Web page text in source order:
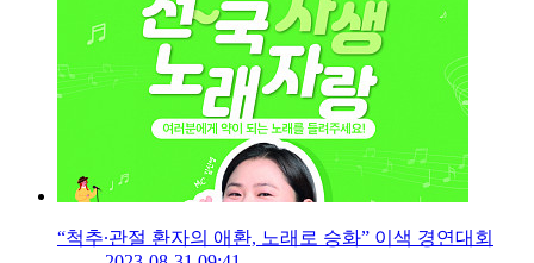
“척추∙관절 환자의 애환, 노래로 승화” 이색 경연대회